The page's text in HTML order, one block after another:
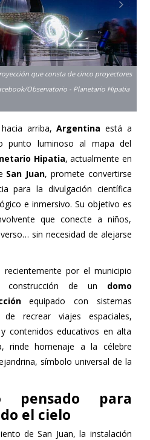
que consta de cinco proyectores
Observatorio - Planetario Hipatia
arriba,Argentina está a
punto luminoso al mapa del
Hipatia, actualmente en
San Juan, promete convertirse
para la divulgación científica
e inmersivo. Su objetivo es
que conecte a niños,
sin necesidad de alejarse
por el municipio
construcción de un domo
equipado con sistemas
recrear viajes espaciales,
contenidos educativos en alta
rinde homenaje a la célebre
símbolo universal de la
pensado para
el cielo
de San Juan, la instalación